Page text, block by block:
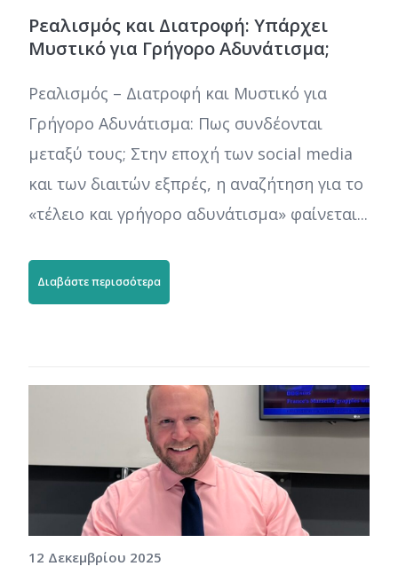
Ρεαλισμός και Διατροφή: Υπάρχει
Μυστικό για Γρήγορο Αδυνάτισμα;
Ρεαλισμός – Διατροφή και Μυστικό για
Γρήγορο Αδυνάτισμα: Πως συνδέονται
μεταξύ τους; Στην εποχή των social media
και των διαιτών εξπρές, η αναζήτηση για το
«τέλειο και γρήγορο αδυνάτισμα» φαίνεται...
Διαβάστε περισσότερα
12 Δεκεμβρίου 2025